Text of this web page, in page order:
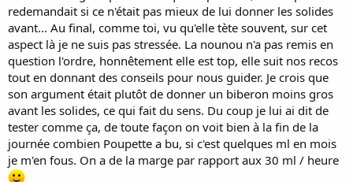
redemandait si ce n'était pas mieux de lui donner les solides
avant... Au final, comme toi, vu qu'elle tète souvent, sur cet
aspect là je ne suis pas stressée. La nounou n'a pas remis en
question l'ordre, honnêtement elle est top, elle suit nos recos
tout en donnant des conseils pour nous guider. Je crois que
son argument était plutôt de donner un biberon moins gros
avant les solides, ce qui fait du sens. Du coup je lui ai dit de
tester comme ça, de toute façon on voit bien à la fin de la
journée combien Poupette a bu, si c'est quelques ml en mois
je m'en fous. On a de la marge par rapport aux 30 ml / heure